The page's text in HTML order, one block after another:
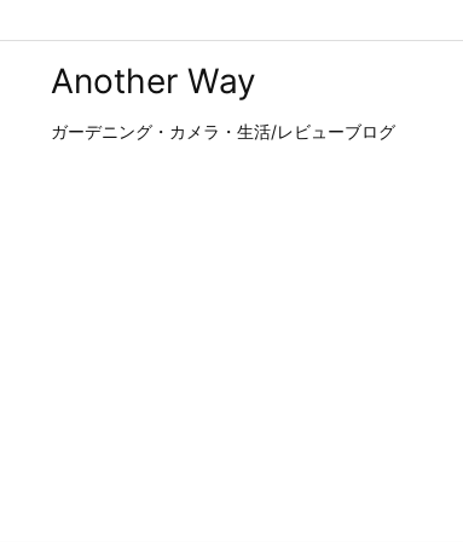
Another Way
ガーデニング・カメラ・生活/レビューブログ